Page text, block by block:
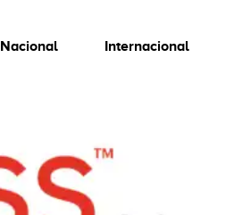
Nacional Internacional